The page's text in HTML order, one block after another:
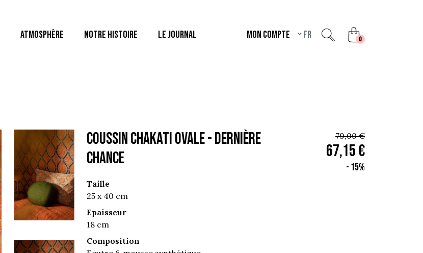
ATMOSPHÈRE NOTRE HISTOIRE LE JOURNAL Mon compte fr 0unread messages
COUSSIN CHAKATI OVALE - Dernière
chance
79,00 €
67,15 €
- 15%
Taille
25 x 40 cm
Epaisseur
18 cm
Composition